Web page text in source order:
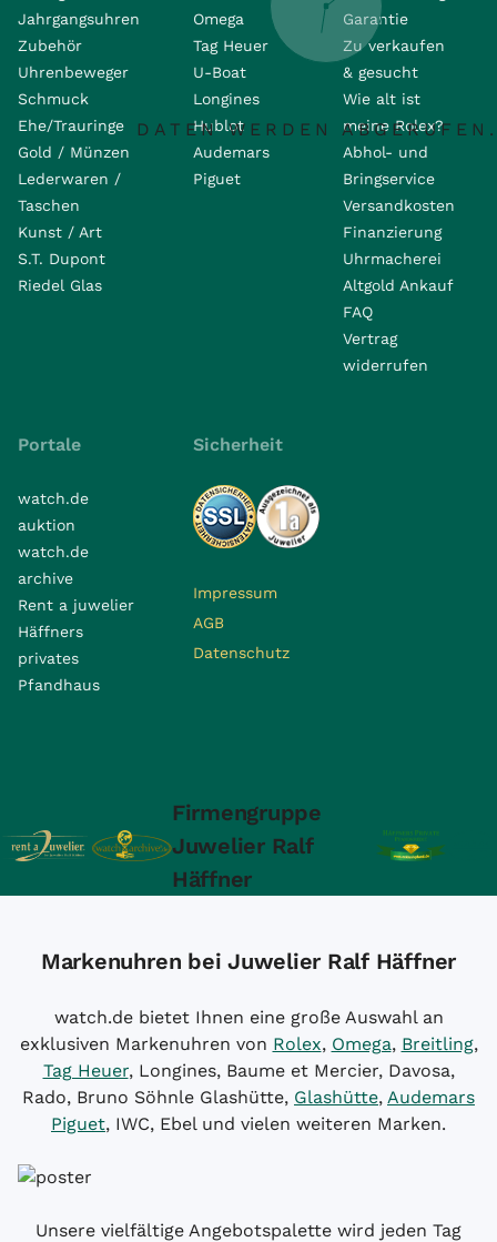
DATEN WERDEN
Jahrgangsuhren
Zubehör
Uhrenbeweger
Schmuck
Ehe/Trauringe
Gold / Münzen
Lederwaren /
Taschen
Kunst / Art
S.T. Dupont
Riedel Glas
Omega
Tag Heuer
U-Boat
Longines
Hublot
Audemars
Piguet
Garantie
Zu verkaufen
& gesucht
Wie alt ist
meine Rolex?
Abhol- und
Bringservice
Versandkosten
Finanzierung
Uhrmacherei
Altgold Ankauf
FAQ
Vertrag
widerrufen
Portale
watch.de
auktion
watch.de
archive
Rent a juwelier
Häffners
privates
Pfandhaus
Sicherheit
Impressum
AGB
Datenschutz
Firmengruppe
Juwelier Ralf
Häffner
Markenuhren bei Juwelier Ralf Häffner
watch.de bietet Ihnen eine große Auswahl an
exklusiven Markenuhren von Rolex, Omega, Breitling,
Tag Heuer, Longines, Baume et Mercier, Davosa,
Rado, Bruno Söhnle Glashütte, Glashütte, Audemars
Piguet, IWC, Ebel und vielen weiteren Marken.
Unsere vielfältige Angebotspalette wird jeden Tag